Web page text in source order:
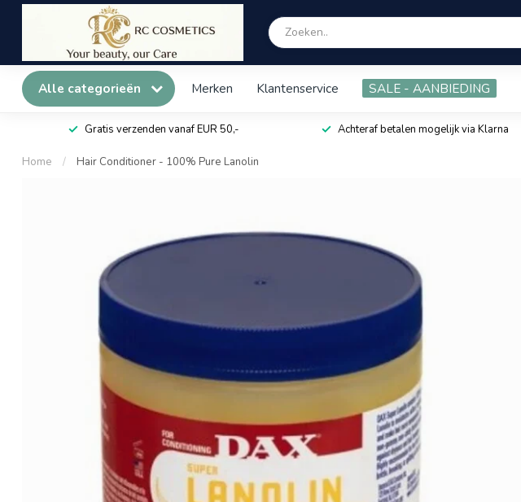
Alle categorieën Merken Klantenservice SALE - AANBIEDING
Gratis verzenden vanaf EUR 50,- Achteraf betalen mogelijk via Klarna
Home / Hair Conditioner - 100% Pure Lanolin